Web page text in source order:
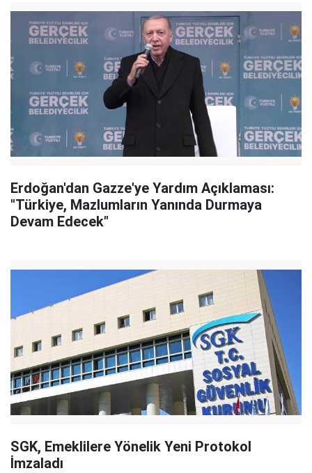
Erdoğan'dan Gazze'ye Yardım Açıklaması:
"Türkiye, Mazlumların Yanında Durmaya
Devam Edecek"
SGK, Emeklilere Yönelik Yeni Protokol
İmzaladı